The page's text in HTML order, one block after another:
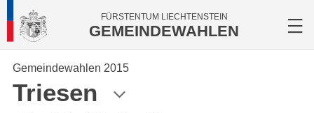
FÜRSTENTUM LIECHTENSTEIN
GEMEINDEWAHLEN
Gemeindewahlen 2015
Triesen